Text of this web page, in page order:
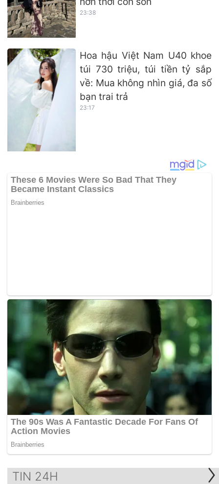
23:38
Hoa hậu Việt Nam U40 khoe
túi 730 triệu, túi tiền tỷ sắp
về: Mua không nhìn giá, đa số
bạn trai trả
23:17
TIN 24H